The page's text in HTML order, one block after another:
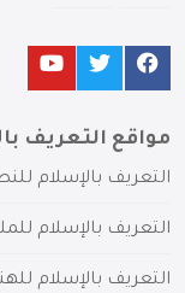
مواقع التعريف
التعريف بالإسلام
التعريف بالإسلام
التعريف بالإسلام